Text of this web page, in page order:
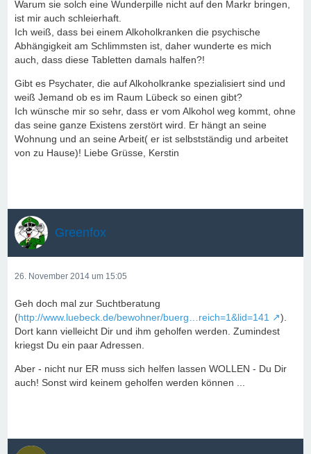
Warum sie solch eine Wunderpille nicht auf den Markr bringen,
ist mir auch schleierhaft.
Ich weiß, dass bei einem Alkoholkranken die psychische
Abhängigkeit am Schlimmsten ist, daher wunderte es mich
auch, dass diese Tabletten damals halfen?!
Gibt es Psychater, die auf Alkoholkranke spezialisiert sind und
weiß Jemand ob es im Raum Lübeck so einen gibt?
Ich wünsche mir so sehr, dass er vom Alkohol weg kommt, ohne
das seine ganze Existens zerstört wird. Er hängt an seine
Wohnung und an seine Arbeit( er ist selbstständig und arbeitet
von zu Hause)! Liebe Grüsse, Kerstin
Greenfox
26. November 2014 um 15:05
Geh doch mal zur Suchtberatung
(http://www.luebeck.de/bewohner/buerg…reich=1&lid=141
).
Dort kann vielleicht Dir und ihm geholfen werden. Zumindest
kriegst Du ein paar Adressen.
Aber - nicht nur ER muss sich helfen lassen WOLLEN - Du Dir
auch! Sonst wird keinem geholfen werden können ...